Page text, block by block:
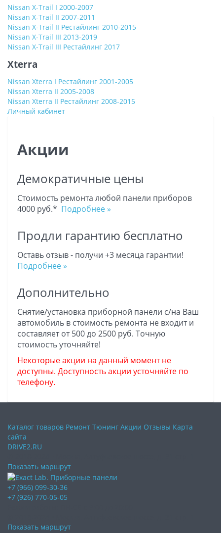
Nissan X-Trail I 2000-2007
Nissan X-Trail II 2007-2011
Nissan X-Trail II Рестайлинг 2010-2015
Nissan X-Trail III 2013-2019
Nissan X-Trail III Рестайлинг 2017
Xterra
Nissan Xterra I Рестайлинг 2001-2005
Nissan Xterra II 2005-2008
Nissan Xterra II Рестайлинг 2008-2015
Личный кабинет
Акции
Демократичные цены
Стоимость ремонта любой панели приборов
4000 руб.* Подробнее »
Продли гарантию бесплатно
Оставь отзыв - получи +3 месяца гарантии!
Подробнее »
Дополнительно
Снятие/установка приборной панели с/на Ваш
автомобиль в стоимость ремонта не входит и
составляет от 500 до 2500 руб. Точную
стоимость уточняйте!
Некоторые акции на данный момент не
доступны. Доступность акции усточняйте по
телефону.
Каталог товаров Ремонт Тюнинг Акции Отзывы Карта
сайта
DRIVE2.RU
Показать маршрут
+7 (966) 099-30-36
+7 (926) 770-05-05
Показать маршрут